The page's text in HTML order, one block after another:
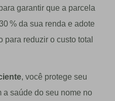
garantir que a parcela
% da sua renda e adote
para reduzir o custo total
, você protege seu
a saúde do seu nome no